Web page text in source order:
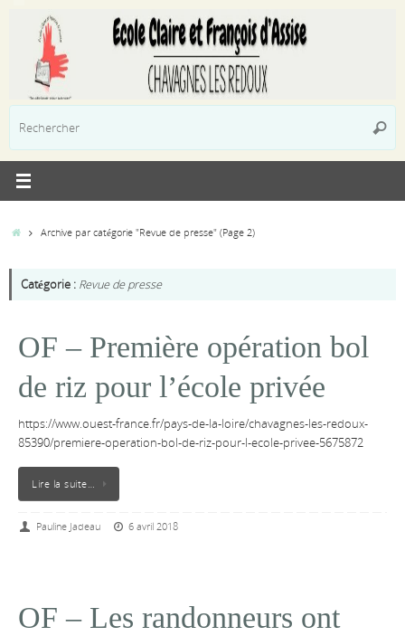
contenu
:
AccueilArchive par catégorie "Revue de presse"(Page 2)
Catégorie : Revue de presse
OF – Première opération bol
de riz pour l’école privée
https://www.ouest-france.fr/pays-de-la-loire/chavagnes-les-redoux-
85390/premiere-operation-bol-de-riz-pour-l-ecole-privee-5675872
Lire la suite…
Pauline Jadeau 6 avril 2018
OF – Les randonneurs ont